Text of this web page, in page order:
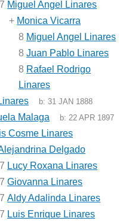
7 Miguel Angel Linares
+ Monica Vicarra
8 Miguel Angel Linares
8 Juan Pablo Linares
8 Rafael Rodrigo
Linares
b:31 JAN 1888
Malaga b:22 APR 1897
Cosme Linares
Delgado
7 Lucy Roxana Linares
7 Giovanna Linares
7 Aldy Adalinda Linares
7 Luis Enrique Linares